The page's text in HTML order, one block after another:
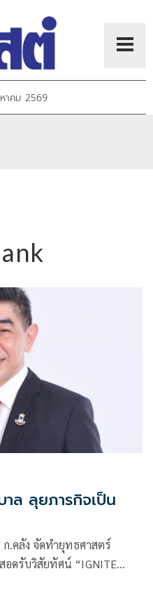
าคม 2569
าล ลุยภารกิจเป็น
.คลัง จัดทำยุทธศาสตร์
อดรับวิสัยทัศน์ “IGNITE